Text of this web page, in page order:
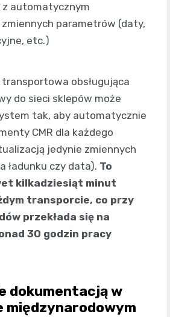
automatycznym
parametrów (daty,
etc.)
transportowa obsługująca
do sieci sklepów może
tak, aby automatycznie
CMR dla każdego
jedynie zmiennych
ładunku czy data). To
kilkadziesiąt minut
transporcie, co przy
przekłada się na
30 godzin pracy
dokumentacją w